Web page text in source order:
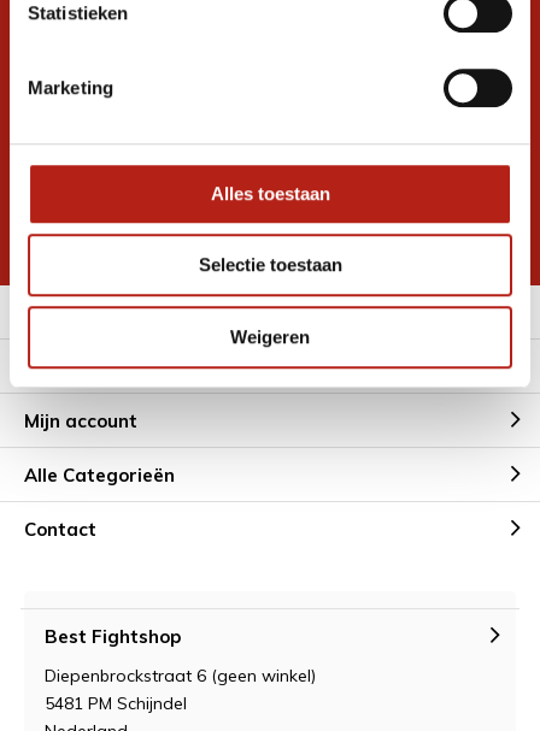
Statistieken
Marketing
Alles toestaan
Selectie toestaan
Weigeren
promoties
* Lees hier de wettelijke beperkingen
Meer informatie
Klantenservice
Mijn account
Alle Categorieën
Contact
Best Fightshop
Diepenbrockstraat 6 (geen winkel)
5481 PM Schijndel